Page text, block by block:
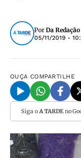
Por Da
05/11/2019 -
OUÇA COMPARTILHE
Siga o A TARDEno